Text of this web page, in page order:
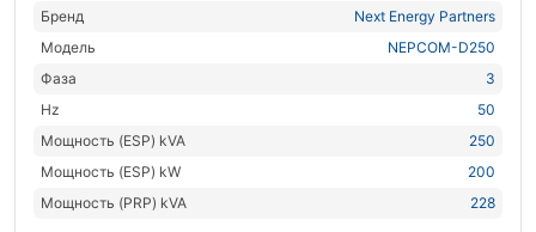
Бренд
Next Energy Partners
Модель
NEPCOM-D250
Фаза
3
Hz
50
Мощность (ESP) kVA
250
Мощность (ESP) kW
200
Мощность (PRP) kVA
228